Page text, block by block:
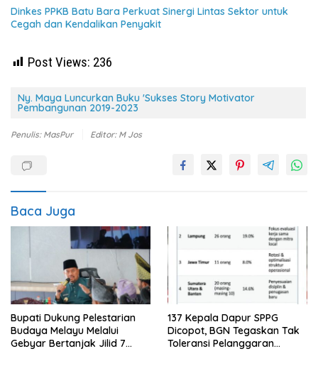
Dinkes PPKB Batu Bara Perkuat Sinergi Lintas Sektor untuk
Cegah dan Kendalikan Penyakit
Post Views: 236
Ny. Maya Luncurkan Buku 'Sukses Story Motivator
Pembangunan 2019-2023
Penulis: MasPur Editor: M Jos
Baca Juga
Bupati Dukung Pelestarian
Budaya Melayu Melalui
Gebyar Bertanjak Jilid 7
137 Kepala Dapur SPPG
Dicopot, BGN Tegaskan Tak
Toleransi Pelanggaran